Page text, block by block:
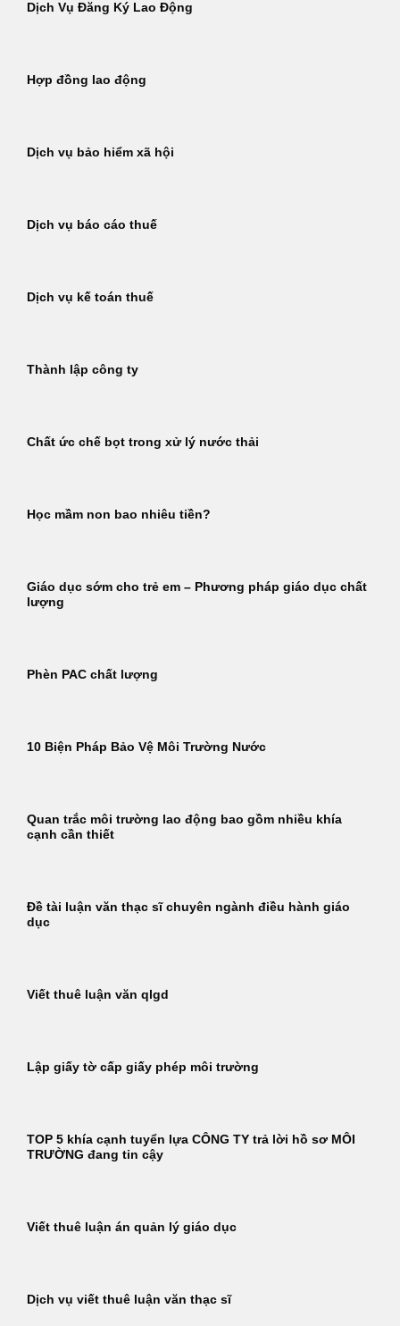
Dịch Vụ Đăng Ký Lao Động
Hợp đồng lao động
Dịch vụ bảo hiểm xã hội
Dịch vụ báo cáo thuế
Dịch vụ kế toán thuế
Thành lập công ty
Chất ức chế bọt trong xử lý nước thải
Học mầm non bao nhiêu tiền?
Giáo dục sớm cho trẻ em – Phương pháp giáo dục chất
lượng
Phèn PAC chất lượng
10 Biện Pháp Bảo Vệ Môi Trường Nước
Quan trắc môi trường lao động bao gồm nhiều khía
cạnh cần thiết
Đề tài luận văn thạc sĩ chuyên ngành điều hành giáo
dục
Viết thuê luận văn qlgd
Lập giấy tờ cấp giấy phép môi trường
TOP 5 khía cạnh tuyển lựa CÔNG TY trả lời hồ sơ MÔI
TRƯỜNG đang tin cậy
Viết thuê luận án quản lý giáo dục
Dịch vụ viết thuê luận văn thạc sĩ